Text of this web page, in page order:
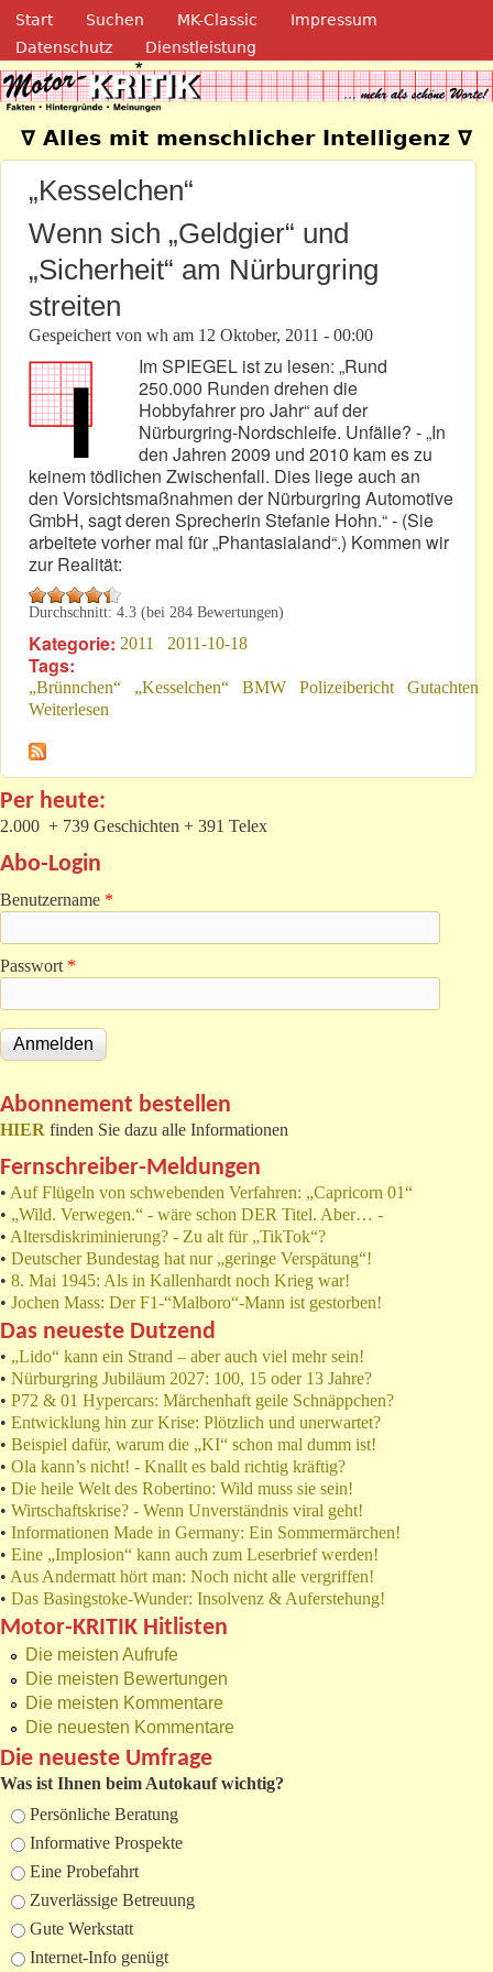
Direkt zum Inhalt
Navigation
Start Suchen MK-Classic
Impressum
Datenschutz
Dienstleistung
Motor-Kritik.de
∇ Alles mit menschlicher Intelligenz ∇
„Kesselchen“
Wenn sich „Geldgier“ und
„Sicherheit“ am Nürburgring
streiten
Gespeichert von wh am 12 Oktober, 2011 - 00:00
Im SPIEGEL ist zu lesen: „Rund
250.000 Runden drehen die
Hobbyfahrer pro Jahr“ auf der
Nürburgring-Nordschleife. Unfälle? - „In
den Jahren 2009 und 2010 kam es zu
keinem tödlichen Zwischenfall. Dies liege auch an
den Vorsichtsmaßnahmen der Nürburgring Automotive
GmbH, sagt deren Sprecherin Stefanie Hohn.“ - (Sie
arbeitete vorher mal für „Phantasialand“.) Kommen wir
zur Realität:
Durchschnitt: 4.3 (bei 284 Bewertungen)
Kategorie: 2011 2011-10-18
Tags:
„Brünnchen“ „Kesselchen“ BMW Polizeibericht
Gutachten
Weiterlesen
Per heute:
2.000 + 739 Geschichten + 391 Telex
Abo-Login
Benutzername *
Passwort *
Abonnement bestellen
HIER finden Sie dazu alle Informationen
Fernschreiber-Meldungen
• Auf Flügeln von schwebenden Verfahren: „Capricorn 01“
• „Wild. Verwegen.“ - wäre schon DER Titel. Aber… -
• Altersdiskriminierung? - Zu alt für „TikTok“?
• Deutscher Bundestag hat nur „geringe Verspätung“!
• 8. Mai 1945: Als in Kallenhardt noch Krieg war!
• Jochen Mass: Der F1-“Malboro“-Mann ist gestorben!
Das neueste Dutzend
• „Lido“ kann ein Strand – aber auch viel mehr sein!
• Nürburgring Jubiläum 2027: 100, 15 oder 13 Jahre?
• P72 & 01 Hypercars: Märchenhaft geile Schnäppchen?
• Entwicklung hin zur Krise: Plötzlich und unerwartet?
• Beispiel dafür, warum die „KI“ schon mal dumm ist!
• Ola kann’s nicht! - Knallt es bald richtig kräftig?
• Die heile Welt des Robertino: Wild muss sie sein!
• Wirtschaftskrise? - Wenn Unverständnis viral geht!
• Informationen Made in Germany: Ein Sommermärchen!
• Eine „Implosion“ kann auch zum Leserbrief werden!
• Aus Andermatt hört man: Noch nicht alle vergriffen!
• Das Basingstoke-Wunder: Insolvenz & Auferstehung!
Motor-KRITIK Hitlisten
Die meisten Aufrufe
Die meisten Bewertungen
Die meisten Kommentare
Die neuesten Kommentare
Die neueste Umfrage
Was ist Ihnen beim Autokauf wichtig?
Auswahlmöglichkeiten
Persönliche Beratung
Informative Prospekte
Eine Probefahrt
Zuverlässige Betreuung
Gute Werkstatt
Internet-Info genügt